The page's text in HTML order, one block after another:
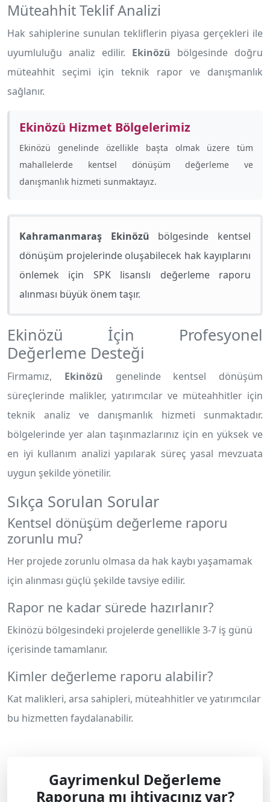
Müteahhit Teklif Analizi
Hak sahiplerine sunulan tekliflerin piyasa gerçekleri ile
uyumluluğu analiz edilir. Ekinözü bölgesinde doğru
müteahhit seçimi için teknik rapor ve danışmanlık
sağlanır.
Ekinözü Hizmet Bölgelerimiz
Ekinözü genelinde özellikle başta olmak üzere tüm
mahallelerde kentsel dönüşüm değerleme ve
danışmanlık hizmeti sunmaktayız.
Kahramanmaraş Ekinözü bölgesinde kentsel
dönüşüm projelerinde oluşabilecek hak kayıplarını
önlemek için SPK lisanslı değerleme raporu
alınması büyük önem taşır.
Ekinözü İçin Profesyonel
Değerleme Desteği
Firmamız, Ekinözü genelinde kentsel dönüşüm
süreçlerinde malikler, yatırımcılar ve müteahhitler için
teknik analiz ve danışmanlık hizmeti sunmaktadır.
bölgelerinde yer alan taşınmazlarınız için en yüksek ve
en iyi kullanım analizi yapılarak süreç yasal mevzuata
uygun şekilde yönetilir.
Sıkça Sorulan Sorular
Kentsel dönüşüm değerleme raporu
zorunlu mu?
Her projede zorunlu olmasa da hak kaybı yaşamamak
için alınması güçlü şekilde tavsiye edilir.
Rapor ne kadar sürede hazırlanır?
Ekinözü bölgesindeki projelerde genellikle 3-7 iş günü
içerisinde tamamlanır.
Kimler değerleme raporu alabilir?
Kat malikleri, arsa sahipleri, müteahhitler ve yatırımcılar
bu hizmetten faydalanabilir.
Gayrimenkul Değerleme
Raporuna mı ihtiyacınız var?